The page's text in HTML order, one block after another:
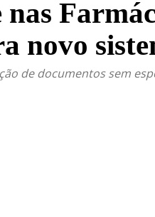
novo
de documentos sem